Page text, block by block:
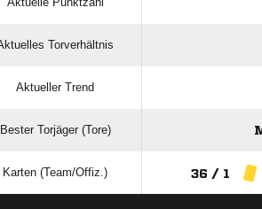
Torverhältnis
Aktueller Trend
Bester Torjäger (Tore)
Karten (Team/Offiz.) 36 / 1